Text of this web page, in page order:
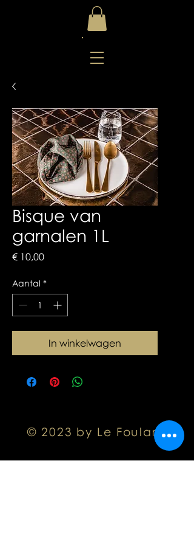
Bisque van
garnalen 1L
€ 10,00Prijs
Aantal *
In winkelwagen
© 2023 by Le Foulard